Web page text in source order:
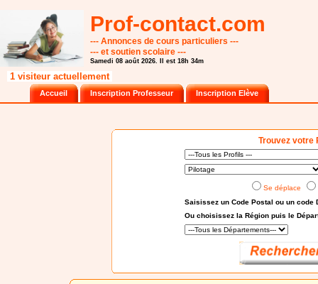
Prof-contact.com
--- Annonces de cours particuliers ---
--- et soutien scolaire ---
Samedi 08 août 2026. Il est 18h 34m
1 visiteur actuellement
Accueil Inscription Professeur Inscription Elève
Trouvez votre
Se déplace
Saisissez un Code Postal ou un code
Ou choisissezla Région puis le